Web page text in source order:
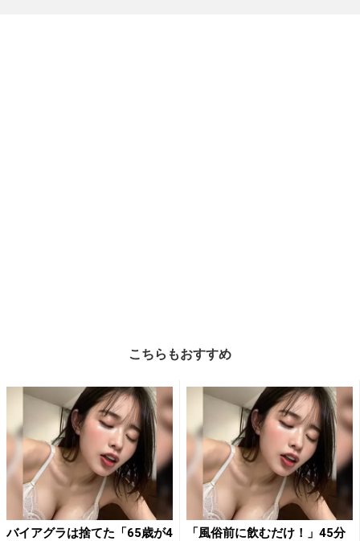
こちらもおすすめ
バイアグラは捨てた「65歳が4
「風俗前に飲むだけ！」45分